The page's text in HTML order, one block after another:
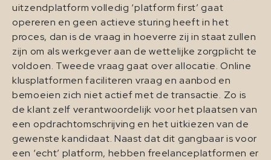
uitzendplatform volledig ‘platform first’ gaat
opereren en geen actieve sturing heeft in het
proces, dan is de vraag in hoeverre zij in staat zullen
zijn om als werkgever aan de wettelijke zorgplicht te
voldoen. Tweede vraag gaat over allocatie. Online
klusplatformen faciliteren vraag en aanbod en
bemoeien zich niet actief met de transactie. Zo is
de klant zelf verantwoordelijk voor het plaatsen van
een opdrachtomschrijving en het uitkiezen van de
gewenste kandidaat. Naast dat dit gangbaar is voor
een ‘echt’ platform, hebben freelanceplatformen er